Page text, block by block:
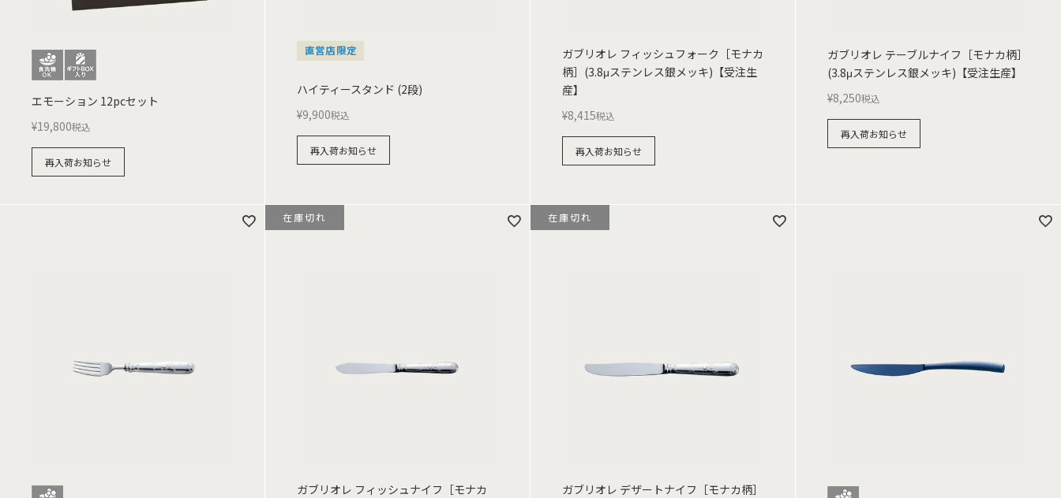
エモーション 12pcセット
¥19,800税込
再入荷お知らせ
直営店限定
ハイティースタンド (2段)
¥9,900税込
再入荷お知らせ
ガブリオレ フィッシュフォーク［モナカ
柄］(3.8μステンレス銀メッキ)【受注生
産】
¥8,415税込
再入荷お知らせ
ガブリオレ テーブルナイフ［モナカ柄］
(3.8μステンレス銀メッキ)【受注生産】
¥8,250税込
再入荷お知らせ
ガブリオレ フィッシュナイフ［モナカ
在庫切れ
ガブリオレ デザートナイフ［モナカ柄］
在庫切れ